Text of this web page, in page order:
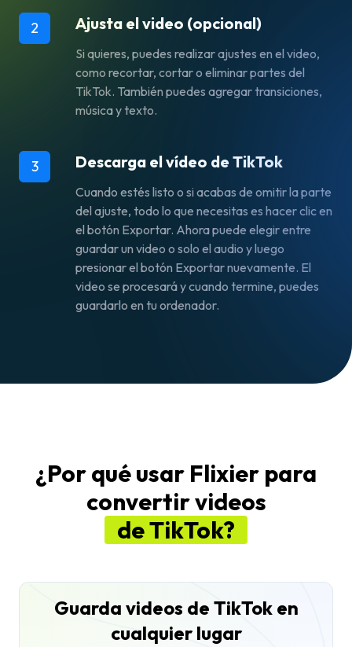
2 Ajusta el video (opcional)
Si quieres, puedes realizar ajustes en el video,
como recortar, cortar o eliminar partes del
TikTok. También puedes agregar transiciones,
música y texto.
3 Descarga el vídeo de TikTok
Cuando estés listo o si acabas de omitir la parte
del ajuste, todo lo que necesitas es hacer clic en
el botón Exportar. Ahora puede elegir entre
guardar un video o solo el audio y luego
presionar el botón Exportar nuevamente. El
video se procesará y cuando termine, puedes
guardarlo en tu ordenador.
¿Por qué usar Flixier para
convertir videos
de TikTok?
Guarda videos de TikTok en
cualquier lugar